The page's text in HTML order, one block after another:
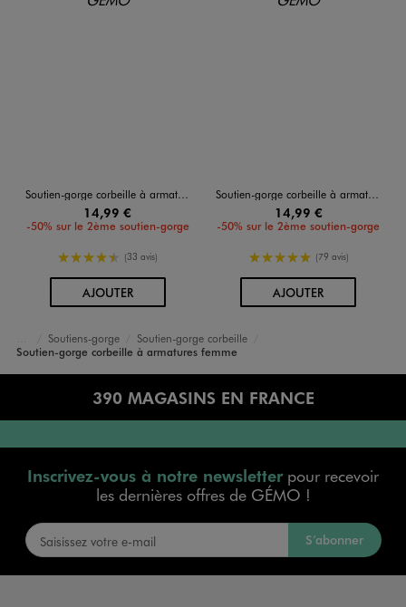
Soutien-gorge corbeille à armatures femme
14,99 €
-50% sur le 2ème soutien-gorge
4.5/5 de moyenne
(33 avis)
AJOUTERAU PANIER
Soutien-gorge corbeille à armatures femme
14,99 €
-50% sur le 2ème soutien-gorge
5/5 de moyenne
(79 avis)
AJOUTERAU PANIER
Accueil
Femme
Lingerie
Soutiens-gorge
Soutien-gorge corbeille
Soutien-gorge corbeille à armatures femme
390 MAGASINS EN FRANCE
Inscrivez-vous à notre newsletterpour recevoir
les dernières offres de GÉMO !
S’abonner